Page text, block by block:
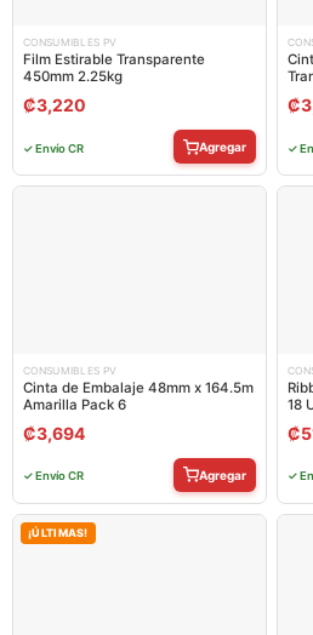
CONSUMIBLES PV
Film Estirable Transparente
450mm 2.25kg
₡3,220
✓ Envío CR Agregar
₡
✓
CONSUMIBLES PV
Cinta de Embalaje 48mm x 164.5m
Amarilla Pack 6
₡3,694
✓ Envío CR Agregar
18
₡
✓
¡ÚLTIMAS!